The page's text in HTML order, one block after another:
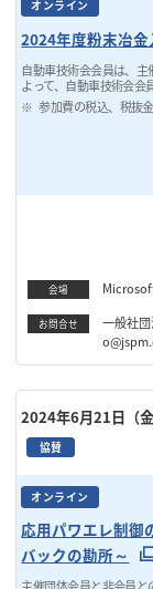
オンライン
2024年度粉末冶
自動車技術会会員は、主
よって、自動車技術会会
参加費の税込、税抜
会場
お問合せ
一般社
2024年6月21日（金
協賛
オンライン
応用パワエレ制御
バックの勘所～
主催団体会員と非会員と